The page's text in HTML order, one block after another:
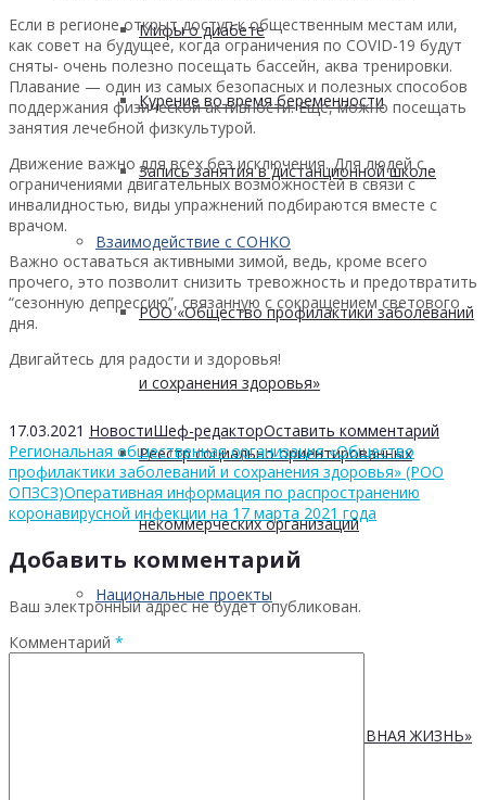
Мифы о диабете
Курение во время беременности
Запись занятия в дистанционной школе
Взаимодействие с СОНКО
РОО «Общество профилактики заболеваний
и сохранения здоровья»
Реестр социально ориентированных
некоммерческих организаций
Национальные проекты
«ПРОДОЛЖИТЕЛЬНАЯ И АКТИВНАЯ ЖИЗНЬ»
Если в регионе открыт доступ к общественным местам или,
как совет на будущее, когда ограничения по COVID-19 будут
сняты- очень полезно посещать бассейн, аква тренировки.
Плавание — один из самых безопасных и полезных способов
поддержания физической активности. Еще, можно посещать
занятия лечебной физкультурой.
Движение важно для всех без исключения. Для людей с
ограничениями двигательных возможностей в связи с
инвалидностью, виды упражнений подбираются вместе с
врачом.
Важно оставаться активными зимой, ведь, кроме всего
прочего, это позволит снизить тревожность и предотвратить
“сезонную депрессию”, связанную с сокращением светового
дня.
Двигайтесь для радости и здоровья!
17.03.2021 НовостиШеф-редакторОставить комментарий
Региональная общественная организация «Общество
профилактики заболеваний и сохранения здоровья» (РОО
ОПЗСЗ)Оперативная информация по распространению
коронавирусной инфекции на 17 марта 2021 года
Добавить комментарий
Ваш электронный адрес не будет опубликован.
Комментарий *